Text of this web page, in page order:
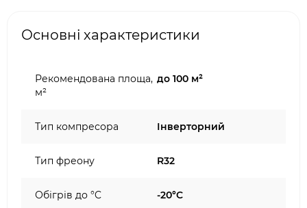
Основні характеристики
Рекомендована площа,
м²
до 100 м²
Тип компресора Інверторний
Тип фреону R32
Обігрів до °C -20°C